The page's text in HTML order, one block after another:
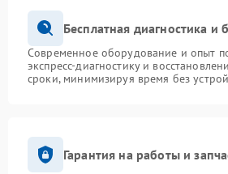
Бесплатная диагностика
Современное оборудование и опыт
экспресс-диагностику и
сроки, минимизируя время без
Гарантия на работы и